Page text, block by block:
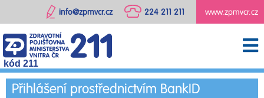
www.zpmvcr.cz
224 211 211
info@zpmvcr.cz
kód 211
Přihlášení prostřednictvím BankID